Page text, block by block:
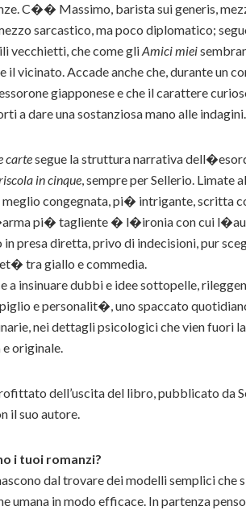
C�� Massimo, barista sui generis,
sarcastico, ma poco diplomatico;
vecchietti, che come gliAmici miei
il vicinato. Accade anche che, durante un
giapponese e che il carattere
a dare una sostanziosa mano alle indagini.
cartesegue la struttura narrativa
in cinque, sempre per Sellerio.
congegnata, pi� intrigante, scritta
pi� tagliente � l�ironia con cui
presa diretta, privo di indecisioni, pur
tra giallo e commedia.
a insinuare dubbi e idee sottopelle,
e personalit�, uno spaccato
nei dettagli psicologici che vien fuori
originale.
dell’uscita del libro, pubblicato da
il suo autore.
i tuoi romanzi?
dal trovare dei modelli semplici che
umana in modo efficace. In partenza